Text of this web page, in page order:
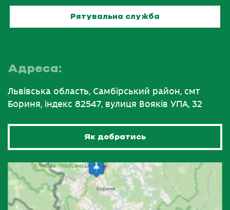
Рятувальна служба
Адреса:
Львівська область, Самбірський район, смт
Бориня, індекс 82547, вулиця Вояків УПА, 32
Як добратись